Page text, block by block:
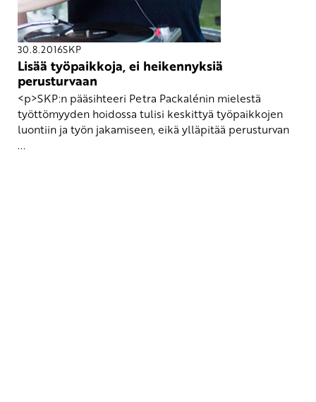
30.8.2016SKP
Lisää työpaikkoja, ei heikennyksiä
perusturvaan
<p>SKP:n pääsihteeri Petra Packalénin mielestä
työttömyyden hoidossa tulisi keskittyä työpaikkojen
luontiin ja työn jakamiseen, eikä ylläpitää perusturvan
...